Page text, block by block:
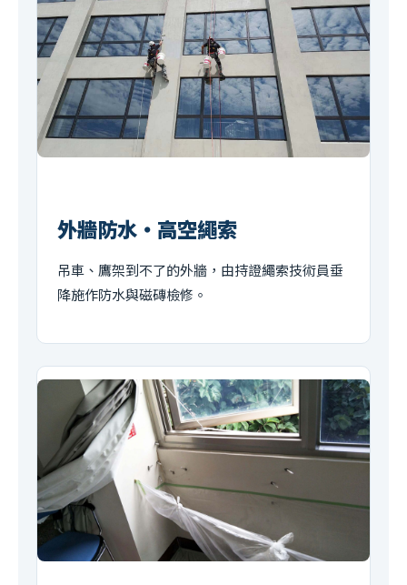
外牆防水・高空繩索
吊車、鷹架到不了的外牆，由持證繩索技術員垂
降施作防水與磁磚檢修。